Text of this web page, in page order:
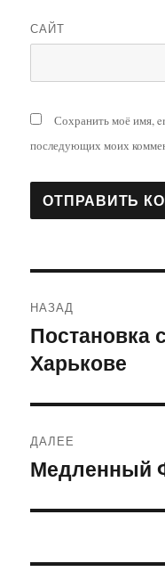
САЙТ
Сохранить моё имя,
последующих моих
по
записям
НАЗАД
Предыдущая
запись:
Постановка
Харькове
ДАЛЕЕ
Следующая
Медленный